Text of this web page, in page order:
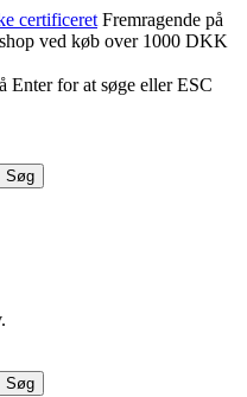
certificeret Fremragende på
ved køb over 1000 DKK
Enter for at søge eller ESC
Søg
Søg